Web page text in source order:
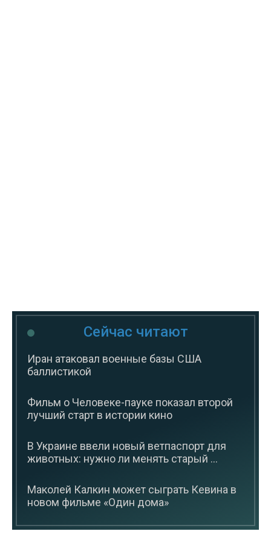
Сейчас читают
Иран атаковал военные базы США
баллистикой
Фильм о Человеке-пауке показал второй
лучший старт в истории кино
В Украине ввели новый ветпаспорт для
животных: нужно ли менять старый ...
Маколей Калкин может сыграть Кевина в
новом фильме «Один дома»